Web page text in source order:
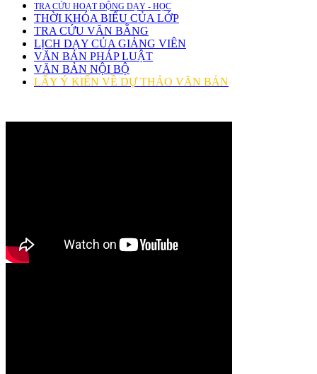
TRA CỨU HOẠT ĐỘNG DẠY - HỌC
THỜI KHÓA BIỂU CỦA LỚP
TRA CỨU VĂN BẰNG
LỊCH DẠY CỦA GIẢNG VIÊN
VĂN BẢN PHÁP LUẬT
VĂN BẢN NỘI BỘ
LẤY Ý KIẾN VỀ DỰ THẢO VĂN BẢN